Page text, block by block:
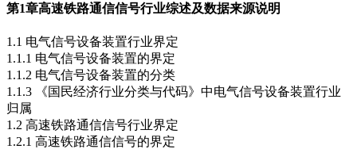
第1章高速铁路通信信号行业综述及数据来源说明
1.1 电气信号设备装置行业界定
1.1.1 电气信号设备装置的界定
1.1.2 电气信号设备装置的分类
1.1.3 《国民经济行业分类与代码》中电气信号设备装置行业
归属
1.2 高速铁路通信信号行业界定
1.2.1 高速铁路通信信号的界定